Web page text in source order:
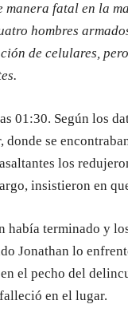
fatal en la
hombres
de celulares,
01:30. Según los
donde se
los
insistieron en
había terminado y
Jonathan lo
el pecho del
en el lugar.